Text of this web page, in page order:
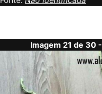
Imagem 21 de 30 -